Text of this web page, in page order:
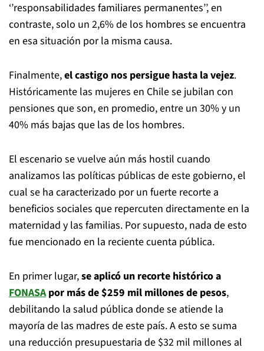
‘’responsabilidades familiares permanentes’’, en
contraste, solo un 2,6% de los hombres se encuentra
en esa situación por la misma causa.
Finalmente,el castigo nos persigue hasta la vejez.
Históricamente las mujeres en Chile se jubilan con
pensiones que son, en promedio, entre un 30% y un
40% más bajas que las de los hombres.
El escenario se vuelve aún más hostil cuando
analizamos las políticas públicas de este gobierno, el
cual se ha caracterizado por un fuerte recorte a
beneficios sociales que repercuten directamente en la
maternidad y las familias. Por supuesto, nada de esto
fue mencionado en la reciente cuenta pública.
En primer lugar,se aplicó un recorte histórico a
FONASApor más de $259 mil millones de pesos,
debilitando la salud pública donde se atiende la
mayoría de las madres de este país. A esto se suma
una reducción presupuestaria de $32 mil millones al